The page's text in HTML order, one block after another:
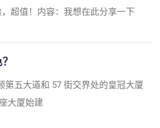
超值！内容：我想在此分享一下
第五大道和 57 街交界处的皇冠大厦
大厦始建